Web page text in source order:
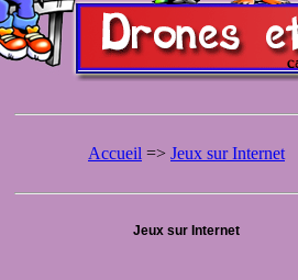
Accueil => Jeux sur Internet
Jeux sur Internet